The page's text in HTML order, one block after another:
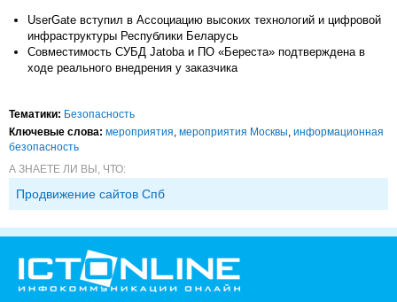
UserGate вступил в Ассоциацию высоких технологий и цифровой
инфраструктуры Республики Беларусь
Совместимость СУБД Jatoba и ПО «Береста» подтверждена в
ходе реального внедрения у заказчика
Тематики: Безопасность
Ключевые слова: мероприятия мероприятия Москвы информационная
безопасность
А ЗНАЕТЕ ЛИ ВЫ, ЧТО:
Продвижение сайтов Спб